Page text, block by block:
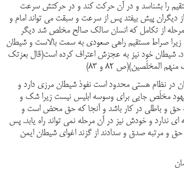
را بشناسد و در آن حرکت کند و در حرکتش سرعت
دیگران پیش بیفتد پس از سرعت و سبقت می تواند امام و
مرحله از تکامل که انسان سالک صالح مخلص شد دیگر
زیرا صراط مستقیم راهی صعودی به سمت بالاست و شیطان
شیطان خود نیز به عجزش اعتراف کرده است(قال بعزتک
المخلَصین)(ص 82 و 83)
در نظام هستی محدود است نفوذ شیطان مرزی دارد و
شهود مخلَص جایی برای وسوسه ابلیس نیست زیرا شک و
حق و باطلی در کار باشد و آنجا که حق محض است و
ندارد و خودش نیز در آن مرحله نمی تواند راه یابد. پس
و مرتبه صدق و سدادند از گزند اغوای شیطان ایمن